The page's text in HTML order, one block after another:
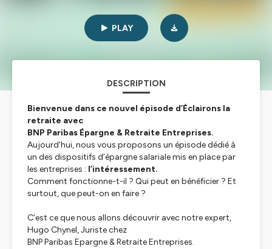
PLAY
DESCRIPTION
Bienvenue dans ce nouvel épisode d’Éclairons la
retraite avec
BNP Paribas Épargne & Retraite Entreprises.
Aujourd’hui, nous vous proposons un épisode dédié à
un des dispositifs d’épargne salariale mis en place par
les entreprises : l’intéressement.
Comment fonctionne-t-il ? Qui peut en bénéficier ? Et
surtout, que peut-on en faire ?
C’est ce que nous allons découvrir avec notre expert,
Hugo Chynel, Juriste chez
BNP Paribas Epargne & Retraite Entreprises.